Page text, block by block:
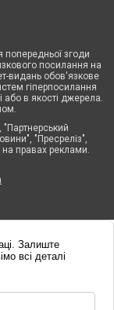
попередньої згоди
посилання на
видань обов'язкове
гіперпосилання
або в якості джерела.
"Пресреліз",
на правах реклами.
Залиште
всі деталі